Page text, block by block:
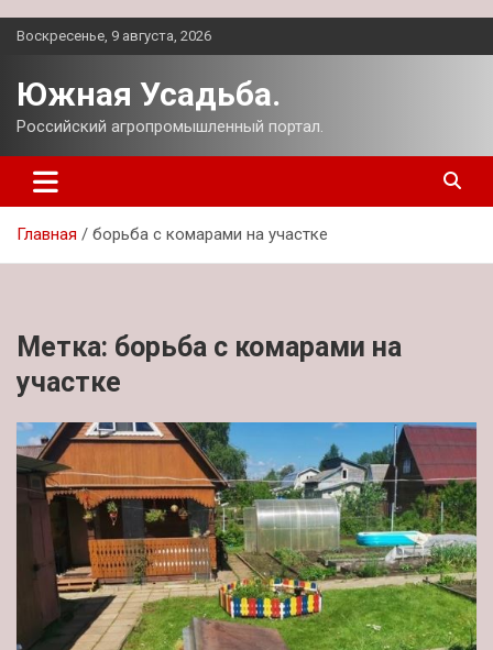
Перейти
Воскресенье, 9 августа, 2026
Южная Усадьба.
Российский агропромышленный портал.
Главная борьба с комарами на участке
Метка: борьба с комарами на
участке